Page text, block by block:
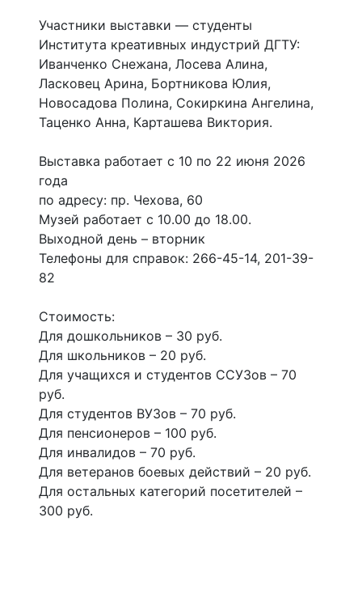
Участники выставки — студенты
Института креативных индустрий ДГТУ:
Иванченко Снежана, Лосева Алина,
Ласковец Арина, Бортникова Юлия,
Новосадова Полина, Сокиркина Ангелина,
Таценко Анна, Карташева Виктория.
Выставка работает с 10 по 22 июня 2026
года
по адресу: пр. Чехова, 60
Музей работает с 10.00 до 18.00.
Выходной день – вторник
Телефоны для справок: 266-45-14, 201-39-
82
Стоимость:
Для дошкольников – 30 руб.
Для школьников – 20 руб.
Для учащихся и студентов ССУЗов – 70
руб.
Для студентов ВУЗов – 70 руб.
Для пенсионеров – 100 руб.
Для инвалидов – 70 руб.
Для ветеранов боевых действий – 20 руб.
Для остальных категорий посетителей –
300 руб.